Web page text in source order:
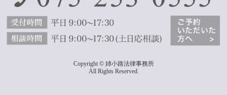
Copyright © 姉小路法律事務所
All Rights Reserved.